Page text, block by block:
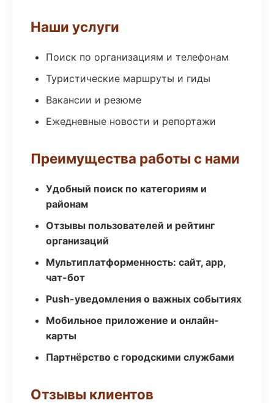
Наши услуги
Поиск по организациям и телефонам
Туристические маршруты и гиды
Вакансии и резюме
Ежедневные новости и репортажи
Преимущества работы с нами
Удобный поиск по категориям и
районам
Отзывы пользователей и рейтинг
организаций
Мультиплатформенность: сайт, app,
чат-бот
Push-уведомления о важных событиях
Мобильное приложение и онлайн-
карты
Партнёрство с городскими службами
Отзывы клиентов